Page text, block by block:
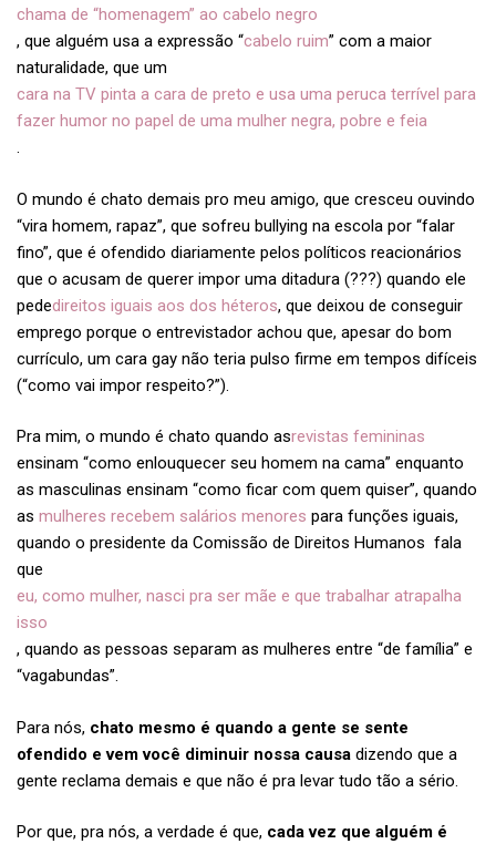
chama de “homenagem” ao cabelo negro
, que alguém usa a expressão “cabelo ruim” com a maior
naturalidade, que um
cara na TV pinta a cara de preto e usa uma peruca terrível para
fazer humor no papel de uma mulher negra, pobre e feia
.
O mundo é chato demais pro meu amigo, que cresceu ouvindo
“vira homem, rapaz”, que sofreu bullying na escola por “falar
fino”, que é ofendido diariamente pelos políticos reacionários
que o acusam de querer impor uma ditadura (???) quando ele
pededireitos iguais aos dos héteros, que deixou de conseguir
emprego porque o entrevistador achou que, apesar do bom
currículo, um cara gay não teria pulso firme em tempos difíceis
(“como vai impor respeito?”).
Pra mim, o mundo é chato quando asrevistas femininas
ensinam “como enlouquecer seu homem na cama” enquanto
as masculinas ensinam “como ficar com quem quiser”, quando
as mulheres recebem salários menores para funções iguais,
quando o presidente da Comissão de Direitos Humanos fala
que
eu, como mulher, nasci pra ser mãe e que trabalhar atrapalha
isso
, quando as pessoas separam as mulheres entre “de família” e
“vagabundas”.
Para nós, chato mesmo é quando a gente se sente
ofendido e vem você diminuir nossa causa dizendo que a
gente reclama demais e que não é pra levar tudo tão a sério.
Por que, pra nós, a verdade é que, cada vez que alguém é